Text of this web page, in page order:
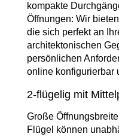
kompakte
Öffnungen: Wir
die sich perfekt an
architektonischen
persönlichen
online konfigurierbar
2-flügelig mit
Große
Flügel können